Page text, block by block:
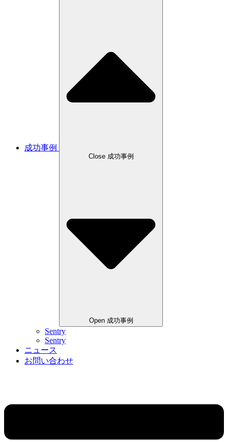
成功事例
Close 成功事例
Open 成功事例
Sentry
Sentry
ニュース
お問い合わせ